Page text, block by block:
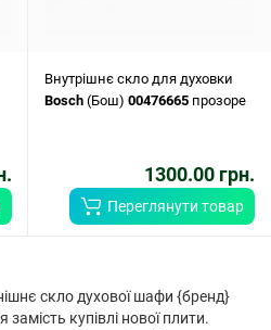
Внутрішнє скло для духовки
Bosch (Бош) 00476665 прозоре
1300.00 грн.
Переглянути товар
скло духової шафи {бренд}
купівлі нової плити.